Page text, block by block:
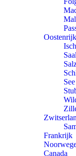
Oostenrijk
Frankrijk
Canada